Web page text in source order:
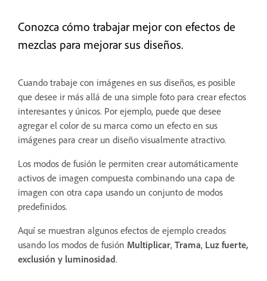
Conozca cómo trabajar mejor con efectos de
mezclas para mejorar sus diseños.
Cuando trabaje con imágenes en sus diseños, es posible
que desee ir más allá de una simple foto para crear efectos
interesantes y únicos. Por ejemplo, puede que desee
agregar el color de su marca como un efecto en sus
imágenes para crear un diseño visualmente atractivo.
Los modos de fusión le permiten crear automáticamente
activos de imagen compuesta combinando una capa de
imagen con otra capa usando un conjunto de modos
predefinidos.
Aquí se muestran algunos efectos de ejemplo creados
usando los modos de fusión Multiplicar, Trama, Luz fuerte,
exclusión y luminosidad.